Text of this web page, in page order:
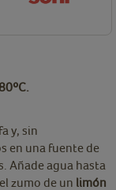
y, sin
en una fuente de
Añade agua hasta
zumo de un limón